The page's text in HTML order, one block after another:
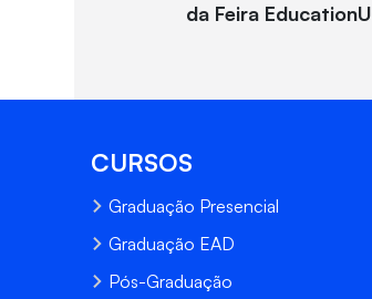
da Feira
CURSOS
Graduação Presencial
Graduação EAD
Pós-Graduação